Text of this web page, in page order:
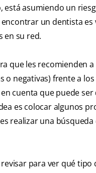
asumiendo un
un dentista es
en su red.
que les recomienden
o negativas) frente a
cuenta que puede
es colocar algunos
realizar una
para ver qué tipo